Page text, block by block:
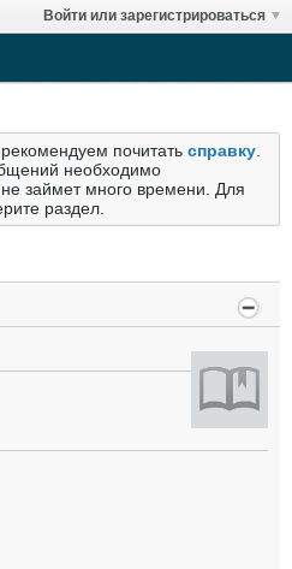
Войти или зарегистрироваться
почитать справку
необходимо
займет много времени. Для
раздел.